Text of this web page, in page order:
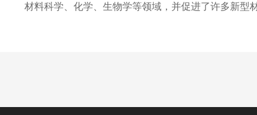
材料科学、化学、生物学等领域，并促进了许多新型